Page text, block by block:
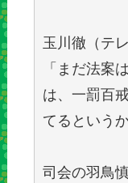
玉川徹（テ
「まだ法案
は、一罰百
てるという
司会の羽鳥